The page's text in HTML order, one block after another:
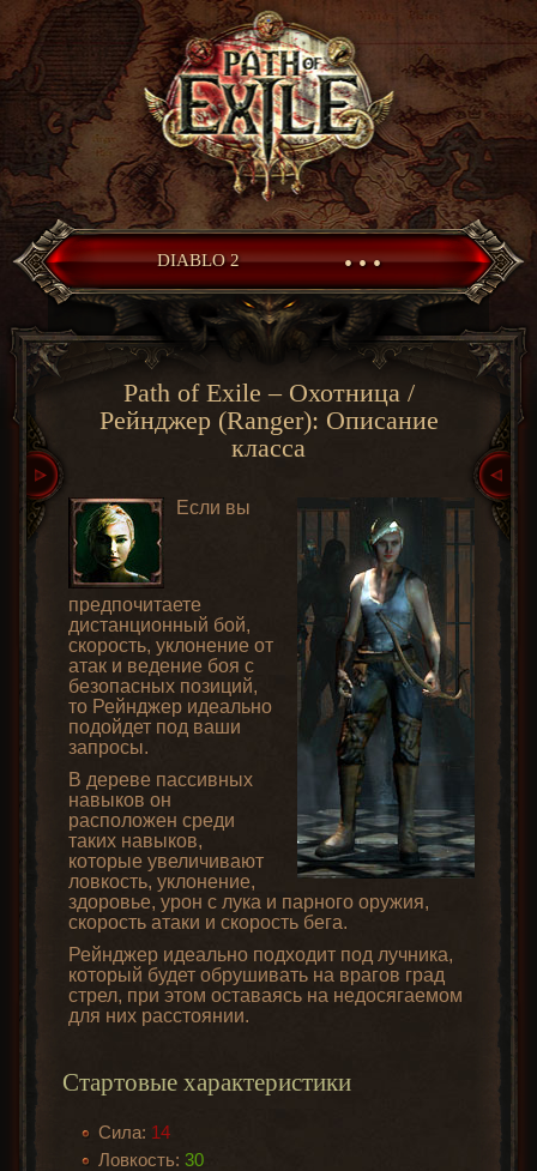
DIABLO 2 • • •
Path of Exile – Охотница /
Рейнджер (Ranger): Описание
класса
Если вы
предпочитаете
дистанционный бой,
скорость, уклонение от
атак и ведение боя с
безопасных позиций,
то Рейнджер идеально
подойдет под ваши
запросы.
В дереве пассивных
навыков он
расположен среди
таких навыков,
которые увеличивают
ловкость, уклонение,
здоровье, урон с лука и парного оружия,
скорость атаки и скорость бега.
Рейнджер идеально подходит под лучника,
который будет обрушивать на врагов град
стрел, при этом оставаясь на недосягаемом
для них расстоянии.
Стартовые характеристики
Сила: 14
Ловкость: 30